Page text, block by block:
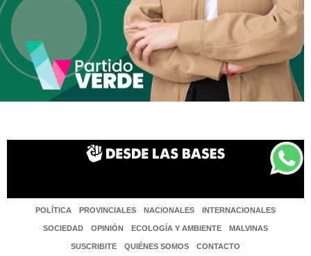
POLÍTICA PROVINCIALES NACIONALES INTERNACIONALES
SOCIEDAD OPINIÓN ECOLOGÍA Y AMBIENTE MALVINAS
SUSCRIBITE QUIÉNES SOMOS CONTACTO